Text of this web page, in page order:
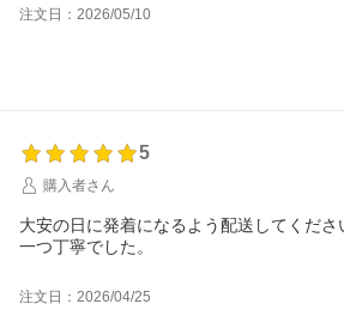
注文日：2026/05/10
5
購入者さん
大安の日に発着になるよう配送してくだ
一つ丁寧でした。
注文日：2026/04/25